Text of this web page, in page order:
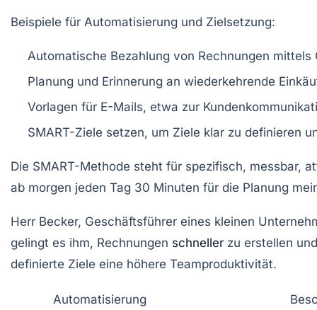
Beispiele für Automatisierung und Zielsetzung:
Automatische Bezahlung von Rechnungen
Planung und Erinnerung an wiederkehrende
Vorlagen für E-Mails, etwa zur
SMART-Ziele setzen, um Ziele klar zu definieren
Die SMART-Methode steht für spezifisch, messbar,
ab morgen jeden Tag 30 Minuten für die Planung
Herr Becker, Geschäftsführer eines kleinen
gelingt es ihm, Rechnungen schneller zu erstellen
definierte Ziele eine höhere Teamproduktivität.
Automatisierung